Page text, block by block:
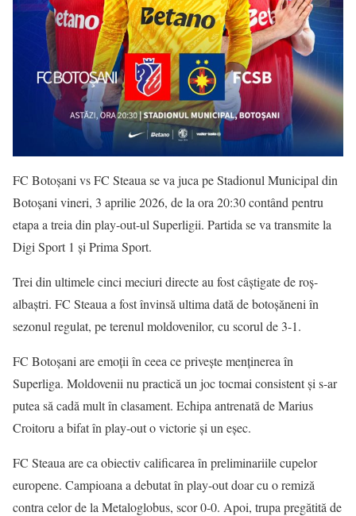
FC Botoșani vs FC Steaua se va juca pe Stadionul Municipal din
Botoșani vineri, 3 aprilie 2026, de la ora 20:30 contând pentru
etapa a treia din play-out-ul Superligii. Partida se va transmite la
Digi Sport 1 și Prima Sport.
Trei din ultimele cinci meciuri directe au fost câștigate de roș-
albaștri. FC Steaua a fost învinsă ultima dată de botoșăneni în
sezonul regulat, pe terenul moldovenilor, cu scorul de 3-1.
FC Botoșani are emoții în ceea ce privește menținerea în
Superliga. Moldovenii nu practică un joc tocmai consistent și s-ar
putea să cadă mult în clasament. Echipa antrenată de Marius
Croitoru a bifat în play-out o victorie și un eșec.
FC Steaua are ca obiectiv calificarea în preliminariile cupelor
europene. Campioana a debutat în play-out doar cu o remiză
contra celor de la Metaloglobus, scor 0-0. Apoi, trupa pregătită de